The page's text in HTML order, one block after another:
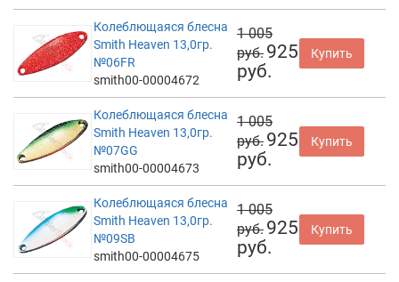
Колеблющаяся блесна
Smith Heaven 13,0гр.
№06FR
smith00-00004672
1 005
руб. 925
руб.
Купить
Колеблющаяся блесна
Smith Heaven 13,0гр.
№07GG
smith00-00004673
1 005
руб. 925
руб.
Купить
Колеблющаяся блесна
Smith Heaven 13,0гр.
№09SB
smith00-00004675
1 005
руб. 925
руб.
Купить